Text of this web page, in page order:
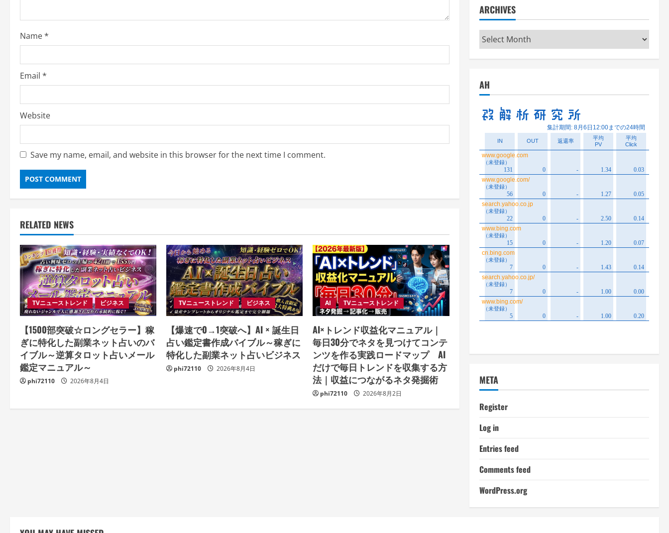
i
o
n
Name*
Email *
Website
Save my name, email, and website in this browser for the next time I comment.
RELATED NEWS
TVニューストレンド ビジネス
【1500部突破☆ロングセラー】稼
ぎに特化した副業ネット占いのバ
イブル～逆算タロット占いメール
鑑定マニュアル～
phi72110 2026年8月4日
TVニューストレンド ビジネス
【爆速で0→1突破へ】AI × 誕生日
占い鑑定書作成バイブル～稼ぎに
特化した副業ネット占いビジネス
phi72110 2026年8月4日
AI TVニューストレンド
AI×トレンド収益化マニュアル｜
毎日30分でネタを見つけてコンテ
ンツを作る実践ロードマップ AI
だけで毎日トレンドを収集する方
法｜収益につながるネタ発掘術
phi72110 2026年8月2日
ARCHIVES
Archives
AH
META
Register
Log in
Entries feed
Comments feed
WordPress.org